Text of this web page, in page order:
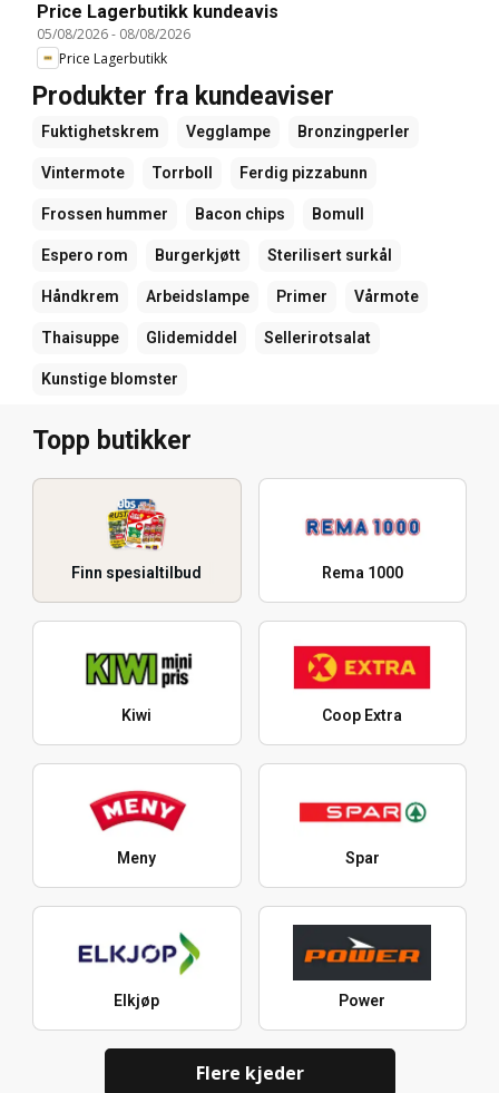
Price Lagerbutikk kundeavis
05/08/2026- 08/08/2026
Price Lagerbutikk
Produkter fra kundeaviser
Fuktighetskrem Vegglampe Bronzingperler
Vintermote Torrboll Ferdig pizzabunn
Frossen hummer Bacon chips Bomull
Espero rom Burgerkjøtt Sterilisert surkål
Håndkrem Arbeidslampe Primer Vårmote
Thaisuppe Glidemiddel Sellerirotsalat
Kunstige blomster
Topp butikker
Finn spesialtilbud Rema 1000
Kiwi Coop Extra
Meny Spar
Elkjøp Power
Flere kjeder